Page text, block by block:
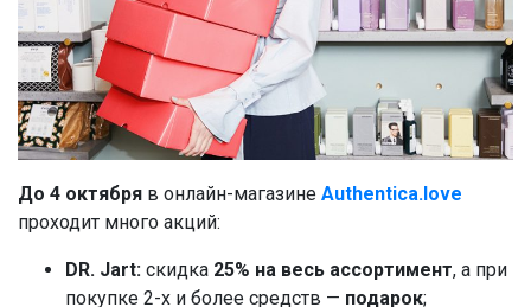
До 4 октября в онлайн-магазине Authentica.love
проходит много акций:
DR. Jart: скидка 25% на весь ассортимент, а при
покупке 2-х и более средств — подарок;